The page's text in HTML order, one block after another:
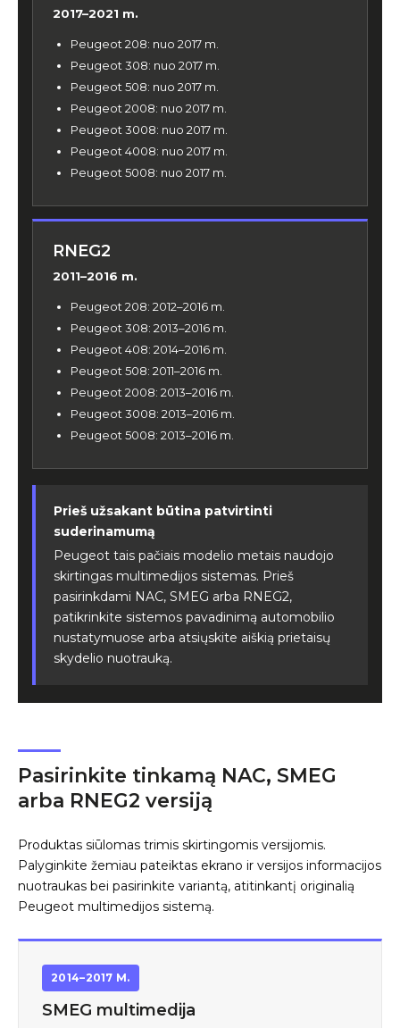
2017–2021 m.
Peugeot 208: nuo 2017 m.
Peugeot 308: nuo 2017 m.
Peugeot 508: nuo 2017 m.
Peugeot 2008: nuo 2017 m.
Peugeot 3008: nuo 2017 m.
Peugeot 4008: nuo 2017 m.
Peugeot 5008: nuo 2017 m.
RNEG2
2011–2016 m.
Peugeot 208: 2012–2016 m.
Peugeot 308: 2013–2016 m.
Peugeot 408: 2014–2016 m.
Peugeot 508: 2011–2016 m.
Peugeot 2008: 2013–2016 m.
Peugeot 3008: 2013–2016 m.
Peugeot 5008: 2013–2016 m.
Prieš užsakant būtina patvirtinti
suderinamumą
Peugeot tais pačiais modelio metais naudojo
skirtingas multimedijos sistemas. Prieš
pasirinkdami NAC, SMEG arba RNEG2,
patikrinkite sistemos pavadinimą automobilio
nustatymuose arba atsiųskite aiškią prietaisų
skydelio nuotrauką.
Pasirinkite tinkamą NAC, SMEG
arba RNEG2 versiją
Produktas siūlomas trimis skirtingomis versijomis.
Palyginkite žemiau pateiktas ekrano ir versijos informacijos
nuotraukas bei pasirinkite variantą, atitinkantį originalią
Peugeot multimedijos sistemą.
2014–2017 M.
SMEG multimedija